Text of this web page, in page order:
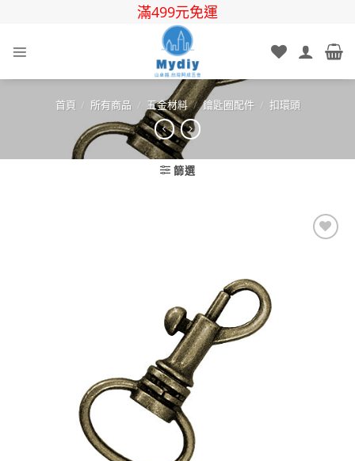
滿499元免運
首頁 / 所有商品 / 五金材料 / 鑰匙圈配件 / 扣環頭
篩選